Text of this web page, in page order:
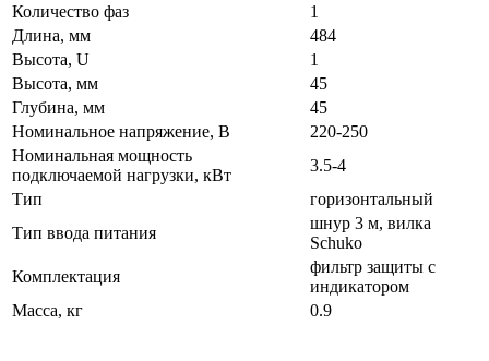
Количество фаз
1
Длина, мм
484
Высота, U
1
Высота, мм
45
Глубина, мм
45
Номинальное напряжение, В
220-250
Номинальная мощность
подключаемой нагрузки, кВт
3.5-4
Тип
горизонтальный
Тип ввода питания
шнур 3 м, вилка
Schuko
Комплектация
фильтр защиты с
индикатором
Масса, кг
0.9